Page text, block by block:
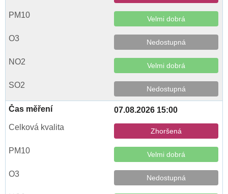
Velmi dobrá
Nedostupná
Velmi dobrá
Nedostupná
07.08.2026 15:00
Zhoršená
Velmi dobrá
Nedostupná